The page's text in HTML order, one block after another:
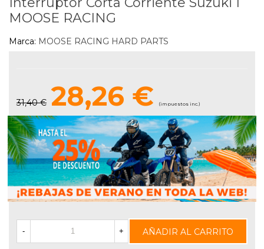
MOOSE RACING
Marca: MOOSE RACING HARD PARTS
31,40 € 28,26 € (impuestos inc.)
- + AÑADIR AL CARRITO